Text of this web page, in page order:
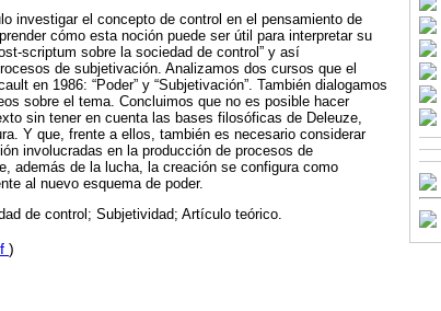
investigar el concepto de control en el pensamiento de
cómo esta noción puede ser útil para interpretar su
scriptum sobre la sociedad de control” y así
de subjetivación. Analizamos dos cursos que el
en 1986: “Poder” y “Subjetivación”. También dialogamos
sobre el tema. Concluimos que no es posible hacer
sin tener en cuenta las bases filosóficas de Deleuze,
Y que, frente a ellos, también es necesario considerar
involucradas en la producción de procesos de
además de la lucha, la creación se configura como
al nuevo esquema de poder.
de control; Subjetividad; Artículo teórico.
)